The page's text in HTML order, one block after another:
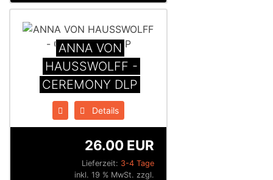
ANNA VON
HAUSSWOLFF -
CEREMONY DLP
Details
Lieferzeit: 3-4 Tage
26.00 EUR
inkl. 19 % MwSt. zzgl.